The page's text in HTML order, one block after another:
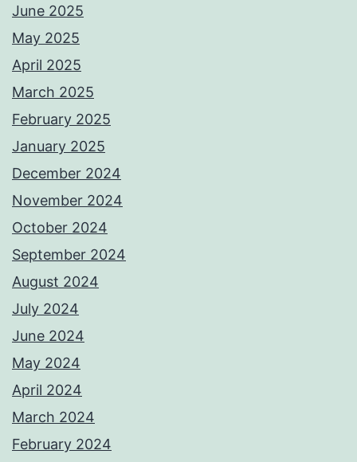
June 2025
May 2025
April 2025
March 2025
February 2025
January 2025
December 2024
November 2024
October 2024
September 2024
August 2024
July 2024
June 2024
May 2024
April 2024
March 2024
February 2024